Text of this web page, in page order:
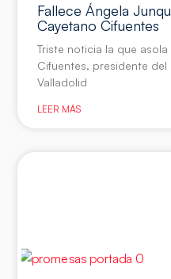
Fallece Ángela
Cayetano Cifuentes
Triste noticia la que
Cifuentes, presidente del
Valladolid
LEER MÁS